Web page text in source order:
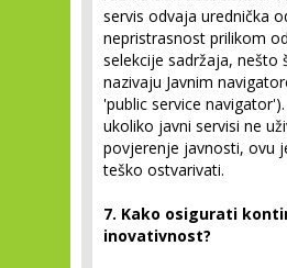
servis odvaja urednička
nepristrasnost prilikom
selekcije sadržaja, nešto
nazivaju Javnim
'public service
ukoliko javni servisi ne
povjerenje javnosti, ovu
teško ostvarivati.
7. Kako osigurati
inovativnost?